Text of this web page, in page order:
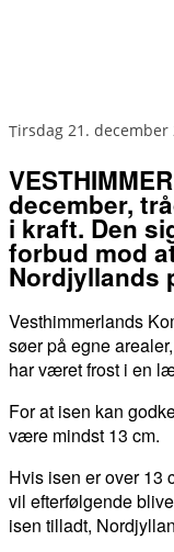
tirsdag 21. december
december,
i kraft. Den
forbud mod
Nordjyllands
Vesthimmerlands
søer på egne
har været frost i en
For at isen kan
være mindst 13 cm.
Hvis isen er over 13
vil efterfølgende
isen tilladt,